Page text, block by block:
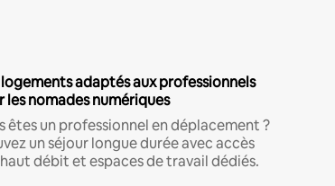
logements adaptés aux professionnels
les nomades numériques
êtes un professionnel en déplacement ?
un séjour longue durée avec accès
débit et espaces de travail dédiés.